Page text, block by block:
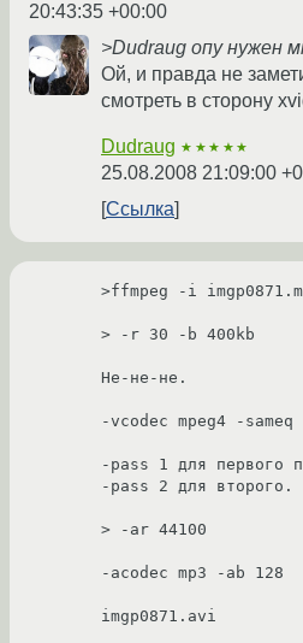
20:43:35 +00:00
>Dudraug опу нужен
Ой, и правда не
смотреть в сторону
Dudraug ★★★★★
25.08.2008 21:09:00
Ссылка
>ffmpeg -i
> -r 30 -b 400kb
Не-не-не.
-vcodec mpeg4 -
-pass 1 для первого
-pass 2 для второго.
> -ar 44100
-acodec mp3 -ab 128
imgp0871.avi